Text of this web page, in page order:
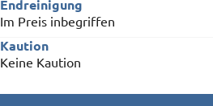
Endreinigung
Im Preis inbegriffen
Kaution
Keine Kaution